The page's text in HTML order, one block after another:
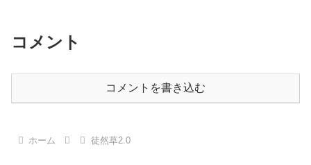
コメント
コメントを書き込む
ホーム 徒然草2.0